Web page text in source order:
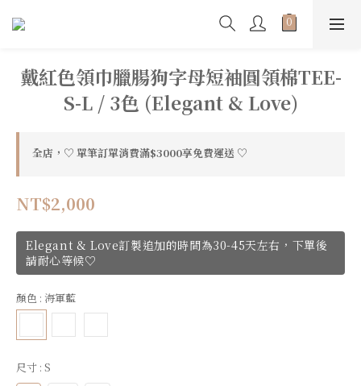
戴紅色領巾臘腸狗字母短袖圓領棉TEE-
S-L / 3色 (Elegant & Love)
全店，♡ 單筆訂單消費滿$3000享免費運送 ♡
NT$2,000
Elegant & Love訂製追加的時間為30-45天左右，下單後
請耐心等候♡
顏色 : 海軍藍
尺寸 : S